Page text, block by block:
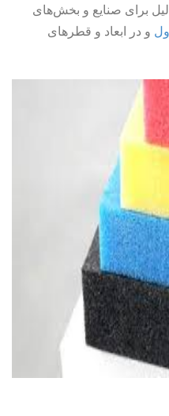
برای صنایع و بخش‌های
و در ابعاد و قطرهای